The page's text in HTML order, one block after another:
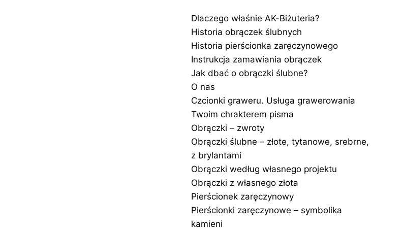
Dlaczego właśnie AK-Biżuteria?
Historia obrączek ślubnych
Historia pierścionka zaręczynowego
Instrukcja zamawiania obrączek
Jak dbać o obrączki ślubne?
O nas
Czcionki graweru. Usługa grawerowania
Twoim chrakterem pisma
Obrączki – zwroty
Obrączki ślubne – złote, tytanowe, srebrne,
z brylantami
Obrączki według własnego projektu
Obrączki z własnego złota
Pierścionek zaręczynowy
Pierścionki zaręczynowe – symbolika
kamieni